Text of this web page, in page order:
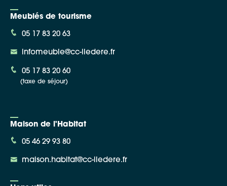
Meublés de tourisme
05 17 83 20 63
infomeuble@cc-iledere.fr
05 17 83 20 60
(taxe de séjour)
Maison de l'Habitat
05 46 29 93 80
maison.habitat@cc-iledere.fr